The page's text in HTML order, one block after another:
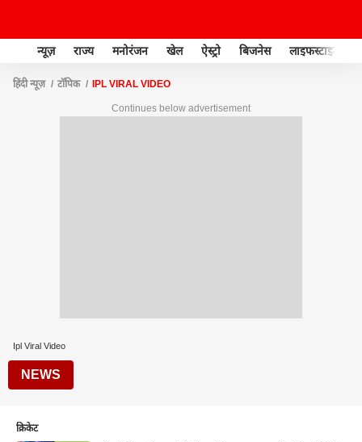
न्यूज़ राज्य मनोरंजन खेल ऐस्ट्रो बिजनेस लाइफस्टाइल
हिंदी न्यूज़ टॉपिक IPL VIRAL VIDEO
Continues below advertisement
Ipl Viral Video
NEWS
क्रिकेट